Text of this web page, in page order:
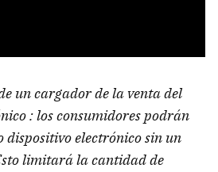
un cargador de la venta del
: los consumidores podrán
dispositivo electrónico sin un
limitará la cantidad de